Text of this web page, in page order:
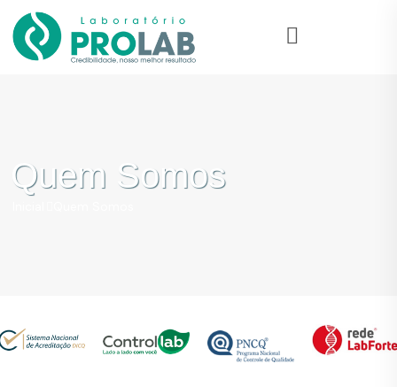
Quem Somos